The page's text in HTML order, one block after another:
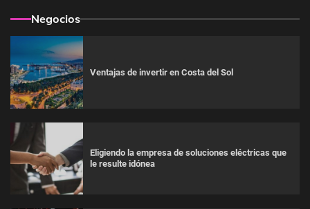
Negocios
Ventajas de invertir en Costa del Sol
Eligiendo la empresa de soluciones eléctricas que
le resulte idónea